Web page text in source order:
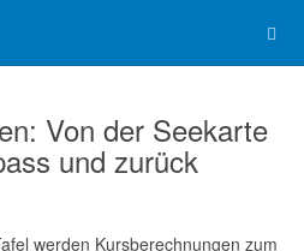
Von der Seekarte
und zurück
werden Kursberechnungen zum